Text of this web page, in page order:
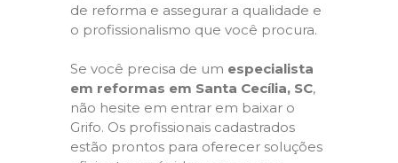
de reforma e assegurar a qualidade e
o profissionalismo que você procura.
Se você precisa de um especialista
em reformas em Santa Cecília, SC,
não hesite em entrar em baixar o
Grifo. Os profissionais cadastrados
estão prontos para oferecer soluções